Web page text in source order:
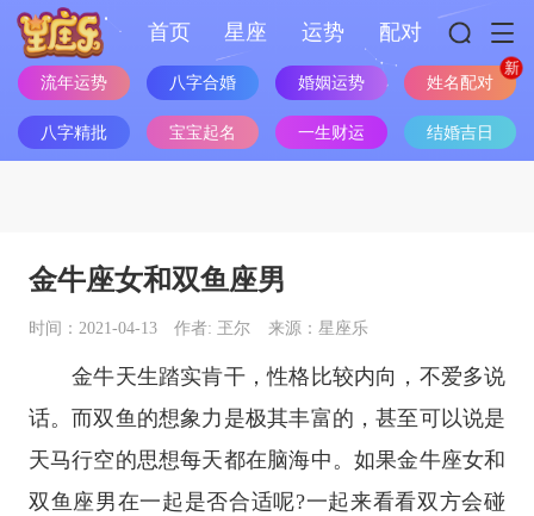
首页 星座 运势 配对
流年运势 八字合婚 婚姻运势 姓名配对
八字精批 宝宝起名 一生财运 结婚吉日
金牛座女和双鱼座男
时间：2021-04-13 作者: 玊尔 来源：星座乐
金牛天生踏实肯干，性格比较内向，不爱多说
话。而双鱼的想象力是极其丰富的，甚至可以说是
天马行空的思想每天都在脑海中。如果金牛座女和
双鱼座男在一起是否合适呢?一起来看看双方会碰